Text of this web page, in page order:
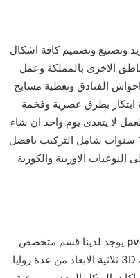
وتصنيع وتصميم كافة اشكال
الاخرى بالمملكة وعمل
الفنادق وتغطية مسابح
بطرق عصرية وفخمة
لا يتعدى يوم واحد ان شاء
الله بضمان على الاعمال لا يقل عن 10 سنوات شامل التركيب بافضل
الاوربية والكورية
يوجد لدينا قسم متخصص
للفـنادق بتقنية 3D ثلاثية الابعاد من عدة زوايا